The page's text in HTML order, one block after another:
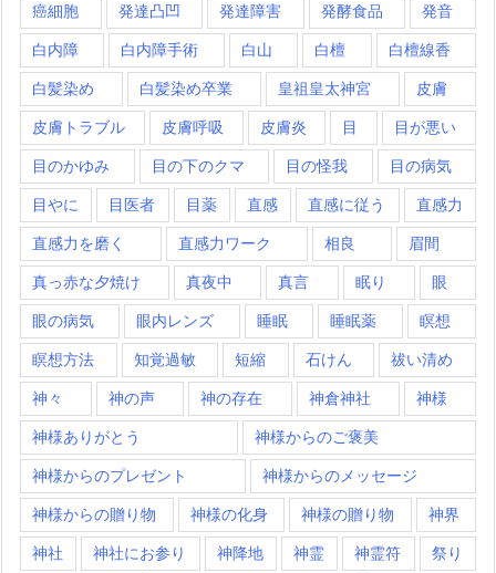
癌細胞 発達凸凹 発達障害 発酵食品 発音
白内障 白内障手術 白山 白檀 白檀線香
白髪染め 白髪染め卒業 皇祖皇太神宮 皮膚
皮膚トラブル 皮膚呼吸 皮膚炎 目 目が悪い
目のかゆみ 目の下のクマ 目の怪我 目の病気
目やに 目医者 目薬 直感 直感に従う 直感力
直感力を磨く 直感力ワーク 相良 眉間
真っ赤な夕焼け 真夜中 真言 眠り 眼
眼の病気 眼内レンズ 睡眠 睡眠薬 瞑想
瞑想方法 知覚過敏 短縮 石けん 祓い清め
神々 神の声 神の存在 神倉神社 神様
神様ありがとう 神様からのご褒美
神様からのプレゼント 神様からのメッセージ
神様からの贈り物 神様の化身 神様の贈り物 神界
神社 神社にお参り 神降地 神霊 神霊符 祭り